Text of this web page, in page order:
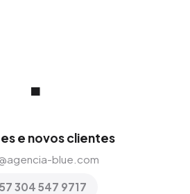
.
e novos clientes
blue.com
304 547 9717